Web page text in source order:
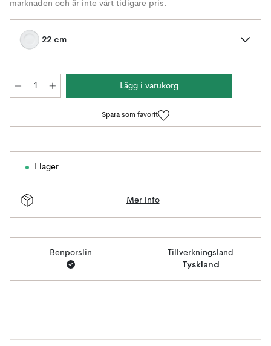
marknaden och är inte vårt tidigare pris.
22 cm
Lägg i varukorg
Spara som favorit
I lager
Mer info
Benporslin Tillverkningsland
Tyskland